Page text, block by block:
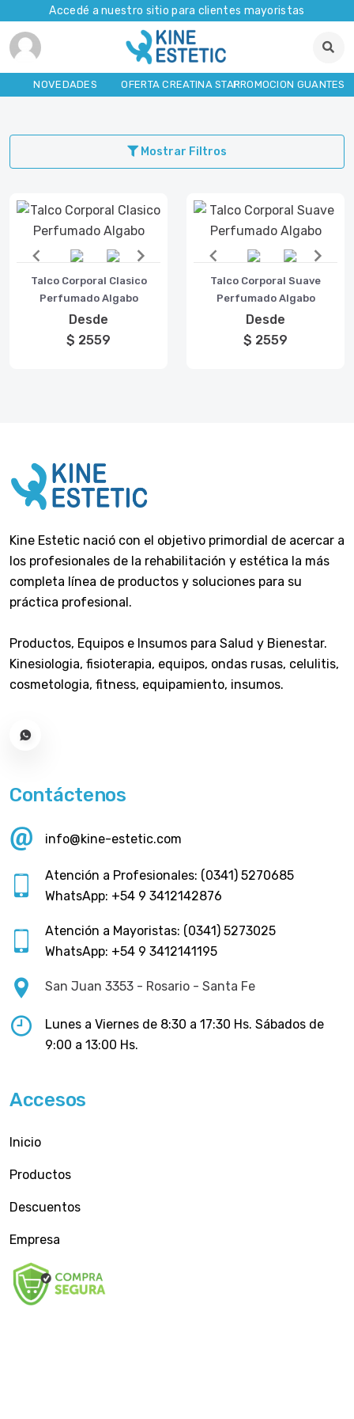
Accedé a nuestro sitio para clientes mayoristas
NOVEDADES OFERTA CREATINA STARPROMOCION GUANTES
Mostrar Filtros
Talco Corporal Clasico
Perfumado Algabo
Desde
$ 2559
Talco Corporal Suave
Perfumado Algabo
Desde
$ 2559
Kine Estetic nació con el objetivo primordial de acercar a
los profesionales de la rehabilitación y estética la más
completa línea de productos y soluciones para su
práctica profesional.
Productos, Equipos e Insumos para Salud y Bienestar.
Kinesiologia, fisioterapia, equipos, ondas rusas, celulitis,
cosmetologia, fitness, equipamiento, insumos.
Contáctenos
info@kine-estetic.com
Atención a Profesionales: (0341) 5270685
WhatsApp: +54 9 3412142876
Atención a Mayoristas: (0341) 5273025
WhatsApp: +54 9 3412141195
San Juan 3353 - Rosario - Santa Fe
Lunes a Viernes de 8:30 a 17:30 Hs. Sábados de
9:00 a 13:00 Hs.
Accesos
Inicio
Productos
Descuentos
Empresa